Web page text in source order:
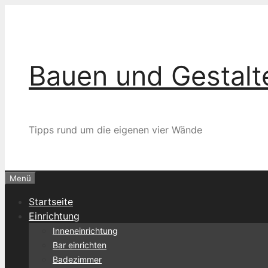
Bauen und
Tipps rund um die eigenen vier Wände
Menü
Startseite
Einrichtung
Inneneinrichtung
Bar einrichten
Badezimmer